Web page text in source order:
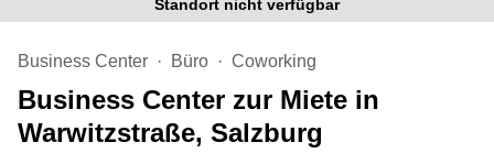
Coworking
Standort nicht verfügbar
Business Center Büro Coworking
Business Center zur Miete in
Warwitzstraße, Salzburg